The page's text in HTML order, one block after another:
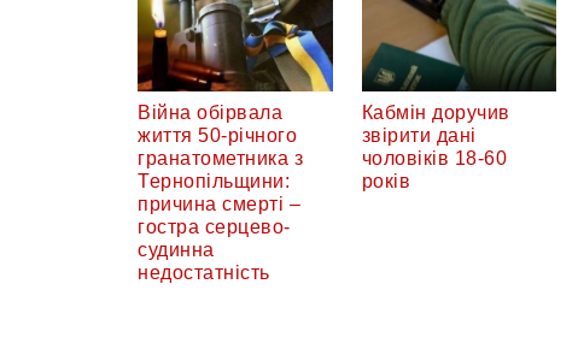
Війна обірвала
життя 50-річного
гранатометника з
Тернопільщини:
причина смерті –
гостра серцево-
судинна
недостатність
Кабмін доручив
звірити дані
чоловіків 18-60
років